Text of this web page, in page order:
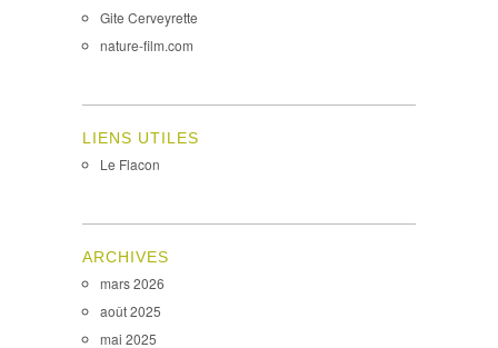
Gite Cerveyrette
nature-film.com
LIENS UTILES
Le Flacon
ARCHIVES
mars 2026
août 2025
mai 2025